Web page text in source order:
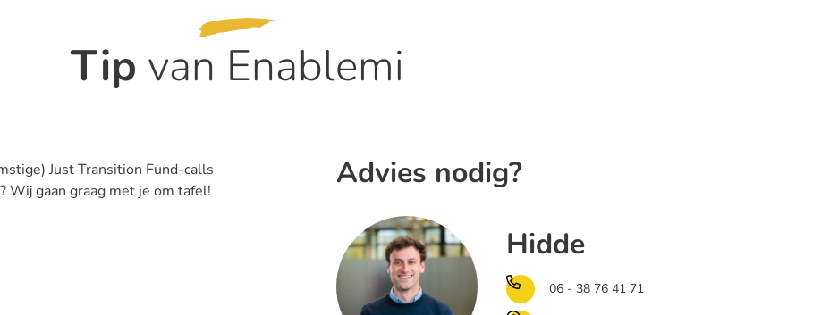
Tip van Enablemi
Just Transition Fund-calls
Wij gaan graag met je om tafel!
Advies nodig?
Hidde
06 - 38 76 41 71